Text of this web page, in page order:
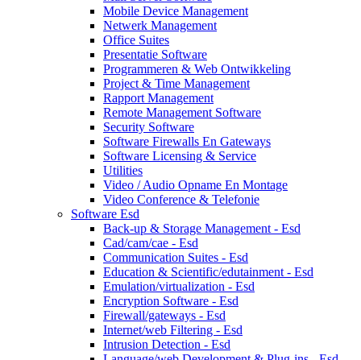
Mobile Device Management
Netwerk Management
Office Suites
Presentatie Software
Programmeren & Web Ontwikkeling
Project & Time Management
Rapport Management
Remote Management Software
Security Software
Software Firewalls En Gateways
Software Licensing & Service
Utilities
Video / Audio Opname En Montage
Video Conference & Telefonie
Software Esd
Back-up & Storage Management - Esd
Cad/cam/cae - Esd
Communication Suites - Esd
Education & Scientific/edutainment - Esd
Emulation/virtualization - Esd
Encryption Software - Esd
Firewall/gateways - Esd
Internet/web Filtering - Esd
Intrusion Detection - Esd